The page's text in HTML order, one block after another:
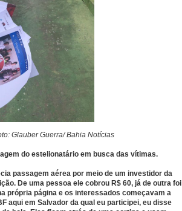
Glauber Guerra/ Bahia Notícias
do estelionatário em busca das vítimas.
passagem aérea por meio de um investidor da
De uma pessoa ele cobrou R$ 60, já de outra foi
própria página e os interessados começavam a
aqui em Salvador da qual eu participei, eu disse